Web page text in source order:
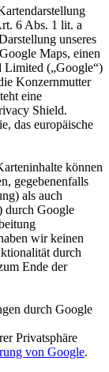
6 Abs. 1 lit. a
unseres
Maps, einen
Limited („Google“)
Konzernmutter
eine
Shield.
das europäische
können
gegebenenfalls
als auch
durch Google
wir keinen
durch
Ende der
durch Google
Privatsphäre
von Google.